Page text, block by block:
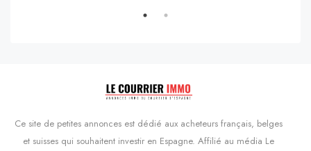
Ce site de petites annonces est dédié aux acheteurs français, belges
et suisses qui souhaitent investir en Espagne. Affilié au média Le